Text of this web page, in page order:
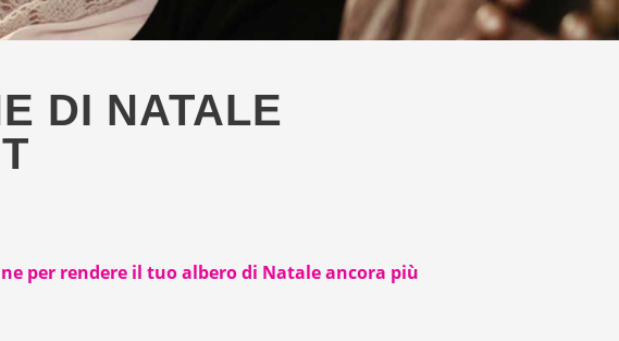
Iscriviti alla nostra newsletter
DI NATALE
per rendere il tuo albero di Natale ancora più